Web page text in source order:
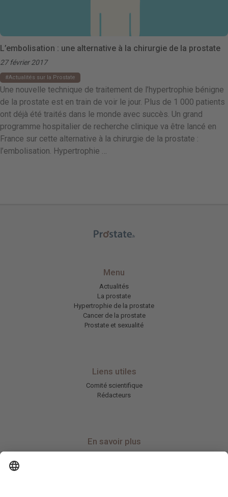
L’embolisation : une alternative à la chirurgie de la prostate
27 février 2017
Actualités sur la Prostate
Une nouvelle technique de traitement de l’hypertrophie bénigne
de la prostate est en train de voir le jour. Plus de 1 000 patients
ont déjà été traités dans le monde avec succès. Un grand
programme hospitalier de recherche clinique va être lancé en
France sur cette alternative à la chirurgie de la prostate :
l’embolisation. Hypertrophie …
Menu
Actualités
La prostate
Hypertrophie de la prostate
Cancer de la prostate
Prostate et sexualité
Liens utiles
Comité scientifique
Rédacteurs
En savoir plus